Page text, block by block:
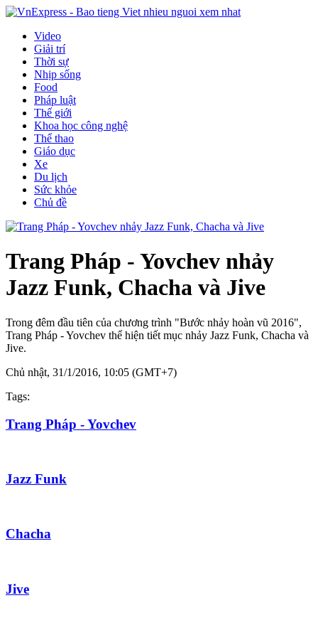
Video
Giải trí
Thời sự
Nhịp sống
Food
Pháp luật
Thế giới
Khoa học công nghệ
Thể thao
Giáo dục
Xe
Du lịch
Sức khỏe
Chủ đề
Trang Pháp - Yovchev nhảy
Jazz Funk, Chacha và Jive
Trong đêm đầu tiên của chương trình "Bước nhảy hoàn vũ 2016",
Trang Pháp - Yovchev thể hiện tiết mục nhảy Jazz Funk, Chacha và
Jive.
Chủ nhật, 31/1/2016, 10:05 (GMT+7)
Tags:
Trang Pháp - Yovchev
Jazz Funk
Chacha
Jive